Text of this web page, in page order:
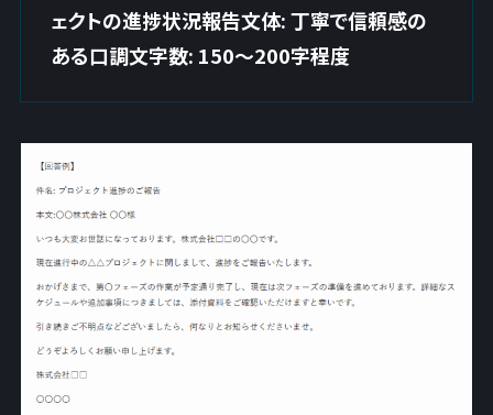
ェクトの進捗状況報告文体: 丁寧で信頼感の
ある口調文字数: 150～200字程度